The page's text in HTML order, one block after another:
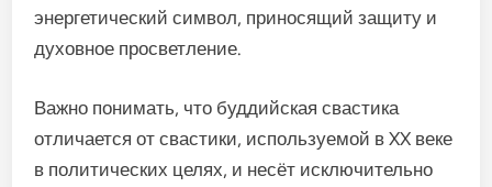
энергетический символ, приносящий защиту и
духовное просветление.
Важно понимать, что буддийская свастика
отличается от свастики, используемой в XX веке
в политических целях, и несёт исключительно